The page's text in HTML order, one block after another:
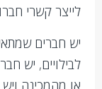
לייצר קשרי
יש חברים
לבילויים, יש